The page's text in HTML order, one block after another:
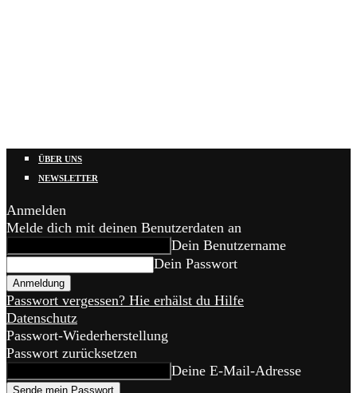
ÜBER UNS
NEWSLETTER
Anmelden
Melde dich mit deinen Benutzerdaten an
Dein Benutzername
Dein Passwort
Passwort vergessen? Hie erhälst du Hilfe
Datenschutz
Passwort-Wiederherstellung
Passwort zurücksetzen
Deine E-Mail-Adresse